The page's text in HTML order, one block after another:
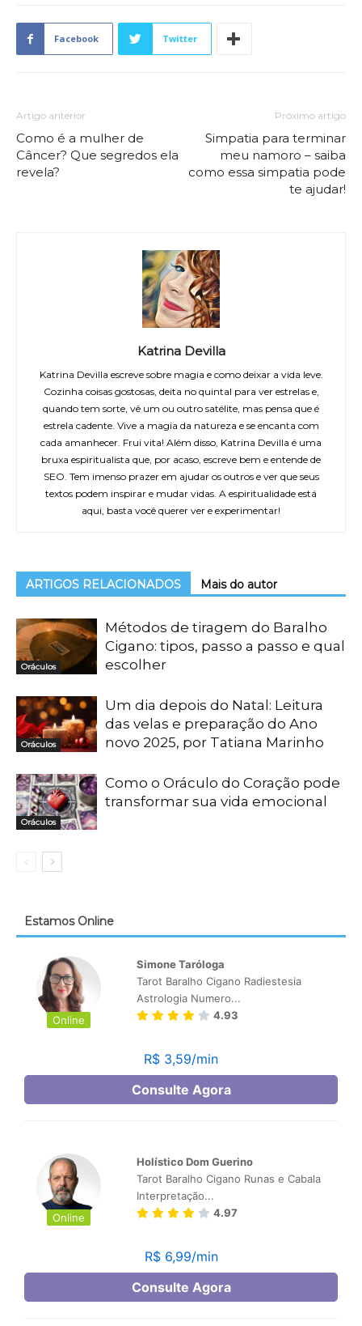
Facebook Twitter
Artigo anterior
Como é a mulher de
Câncer? Que segredos ela
revela?
Próximo artigo
Simpatia para terminar
meu namoro – saiba
como essa simpatia pode
te ajudar!
Katrina Devilla
Katrina Devilla escreve sobre magia e como deixar a vida leve.
Cozinha coisas gostosas, deita no quintal para ver estrelas e,
quando tem sorte, vê um ou outro satélite, mas pensa que é
estrela cadente. Vive a magia da natureza e se encanta com
cada amanhecer. Frui vita! Além disso, Katrina Devilla é uma
bruxa espiritualista que, por acaso, escreve bem e entende de
SEO. Tem imenso prazer em ajudar os outros e ver que seus
textos podem inspirar e mudar vidas. A espiritualidade está
aqui, basta você querer ver e experimentar!
ARTIGOS RELACIONADOS Mais do autor
Oráculos
Métodos de tiragem do Baralho
Cigano: tipos, passo a passo e qual
escolher
Oráculos
Um dia depois do Natal: Leitura
das velas e preparação do Ano
novo 2025, por Tatiana Marinho
Oráculos
Como o Oráculo do Coração pode
transformar sua vida emocional
Estamos Online